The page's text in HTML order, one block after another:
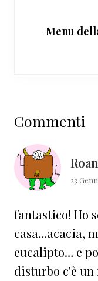
Menu
del
lettore
Commenti
23
fantastico! Ho
casa…acacia,
eucalipto… e
disturbo c'è